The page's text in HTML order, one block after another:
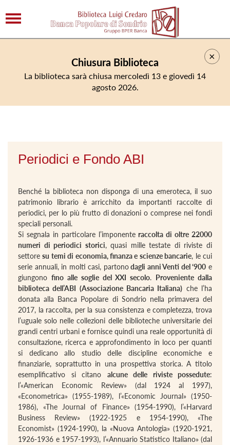
×
Chiusura Biblioteca
La biblioteca sarà chiusa mercoledì 13 e giovedì 14
agosto 2026.
Periodici e Fondo ABI
Benché la biblioteca non disponga di una emeroteca, il suo
patrimonio librario è arricchito da importanti raccolte di
periodici, per lo più frutto di donazioni o comprese nei fondi
speciali personali.
Si segnala in particolare l’imponenteraccolta di oltre 22000
numeri di periodici storici, quasi mille testate di riviste di
settoresu temi di economia, finanza e scienze bancarie, le cui
serie annuali, in molti casi, partonodagli anni Venti del ‘900 e
giungono fino alle soglie del XXI secolo. Proveniente dalla
biblioteca dell’ABI (Associazione Bancaria Italiana) che l’ha
donata alla Banca Popolare di Sondrio nella primavera del
2017, la raccolta, per la sua consistenza e completezza, trova
l’uguale solo nelle collezioni delle biblioteche universitarie dei
grandi centri urbani e fornisce quindi una reale opportunità di
consultazione, ricerca e approfondimento in loco per quanti
si dedicano allo studio delle discipline economiche e
finanziarie, soprattutto in una prospettiva storica. A titolo
esemplificativo si citano alcune delle riviste possedute:
l’«American Economic Review» (dal 1924 al 1997),
«Econometrica» (1955-1989), l’«Economic Journal» (1950-
1986), «The Journal of Finance» (1954-1990), l’«Harvard
Business Review» (1922-1925 e 1954-1990), «The
Economist» (1924-1990), la «Nuova Antologia» (1920-1921,
1926-1936 e 1957-1993), l’«Annuario Statistico Italiano» (dal